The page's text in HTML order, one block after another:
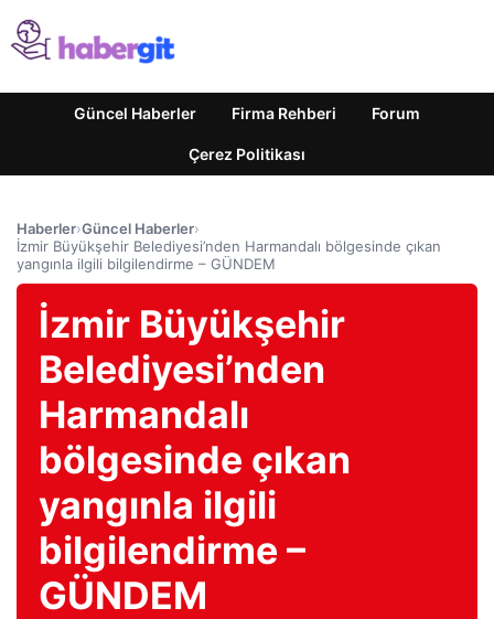
Güncel Haberler Firma Rehberi Forum
Çerez Politikası
Haberler›Güncel Haberler›
İzmir Büyükşehir Belediyesi’nden Harmandalı bölgesinde çıkan
yangınla ilgili bilgilendirme – GÜNDEM
İzmir Büyükşehir
Belediyesi’nden
Harmandalı
bölgesinde çıkan
yangınla ilgili
bilgilendirme –
GÜNDEM